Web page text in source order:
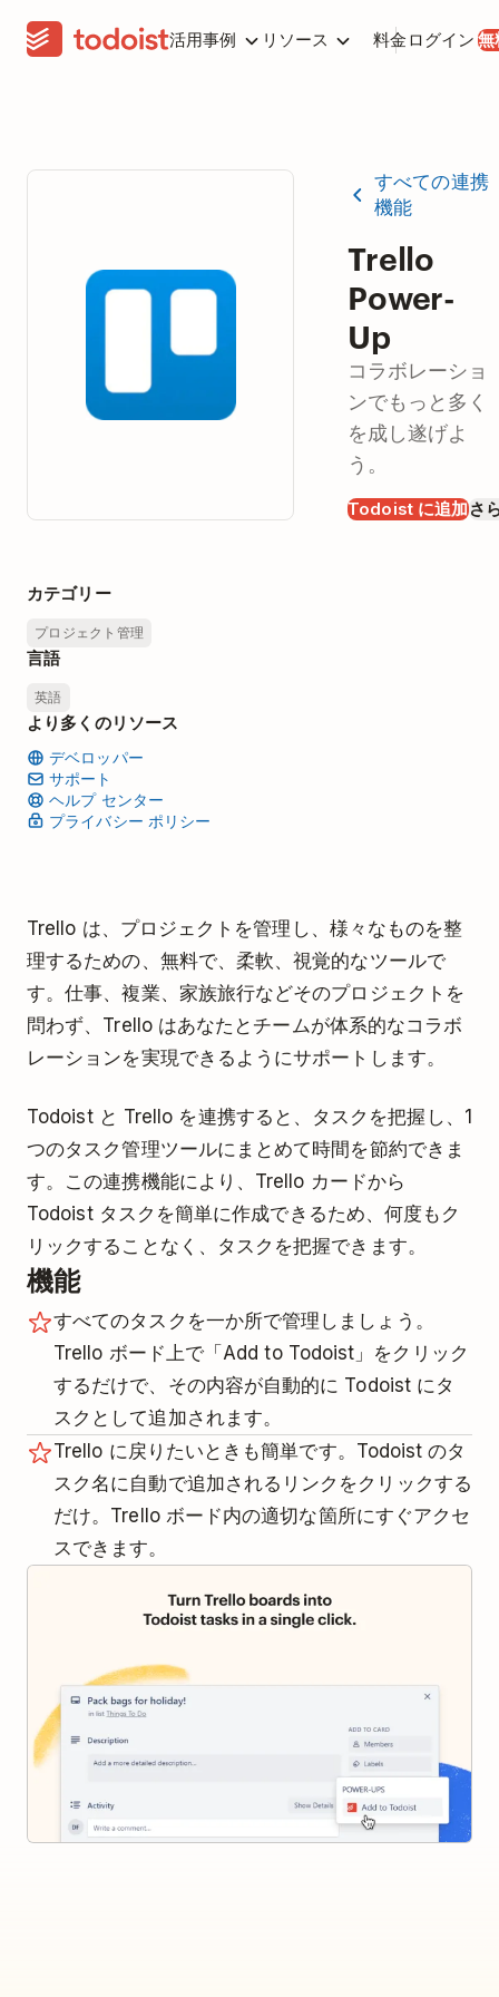
活用事例 リソース 料金 ログイン 無
すべての連携
機能
Trello
Power-
Up
コラボレーショ
ンでもっと多く
を成し遂げよ
う。
Todoist に追加さ
カテゴリー
プロジェクト管理
言語
英語
より多くのリソース
デベロッパー
サポート
ヘルプ センター
プライバシー ポリシー
Trello は、プロジェクトを管理し、様々なものを整
理するための、無料で、柔軟、視覚的なツールで
す。仕事、複業、家族旅行などそのプロジェクトを
問わず、Trello はあなたとチームが体系的なコラボ
レーションを実現できるようにサポートします。
Todoist と Trello を連携すると、タスクを把握し、1
つのタスク管理ツールにまとめて時間を節約できま
す。この連携機能により、Trello カードから
Todoist タスクを簡単に作成できるため、何度もク
リックすることなく、タスクを把握できます。
機能
すべてのタスクを一か所で管理しましょう。
Trello ボード上で「Add to Todoist」をクリック
するだけで、その内容が自動的に Todoist にタ
スクとして追加されます。
Trello に戻りたいときも簡単です。Todoist のタ
スク名に自動で追加されるリンクをクリックする
だけ。Trello ボード内の適切な箇所にすぐアクセ
スできます。